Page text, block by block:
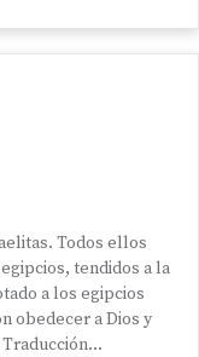
Todos ellos
tendidos a la
a los egipcios
obedecer a Dios y
Traducción…